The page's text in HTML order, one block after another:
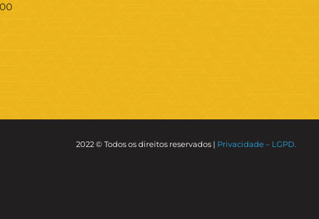
2022 © Todos os direitos reservados | Privacidade – LGPD.